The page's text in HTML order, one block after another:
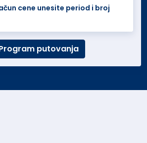
cene unesite period i broj
putovanja